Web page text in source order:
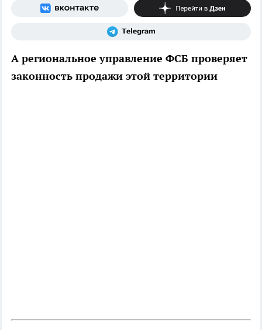
А региональное управление ФСБ проверяет
законность продажи этой территории